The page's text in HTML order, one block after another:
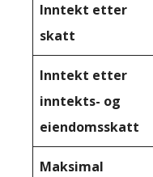
Inntekt etter
skatt
Inntekt etter
inntekts- og
eiendomsskatt
Maksimal